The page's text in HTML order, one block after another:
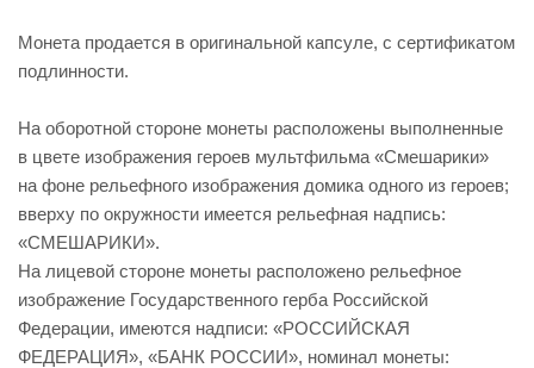
Монета продается в оригинальной капсуле, с сертификатом
подлинности.
На оборотной стороне монеты расположены выполненные
в цвете изображения героев мультфильма «Смешарики»
на фоне рельефного изображения домика одного из героев;
вверху по окружности имеется рельефная надпись:
«СМЕШАРИКИ».
На лицевой стороне монеты расположено рельефное
изображение Государственного герба Российской
Федерации, имеются надписи: «РОССИЙСКАЯ
ФЕДЕРАЦИЯ», «БАНК РОССИИ», номинал монеты: